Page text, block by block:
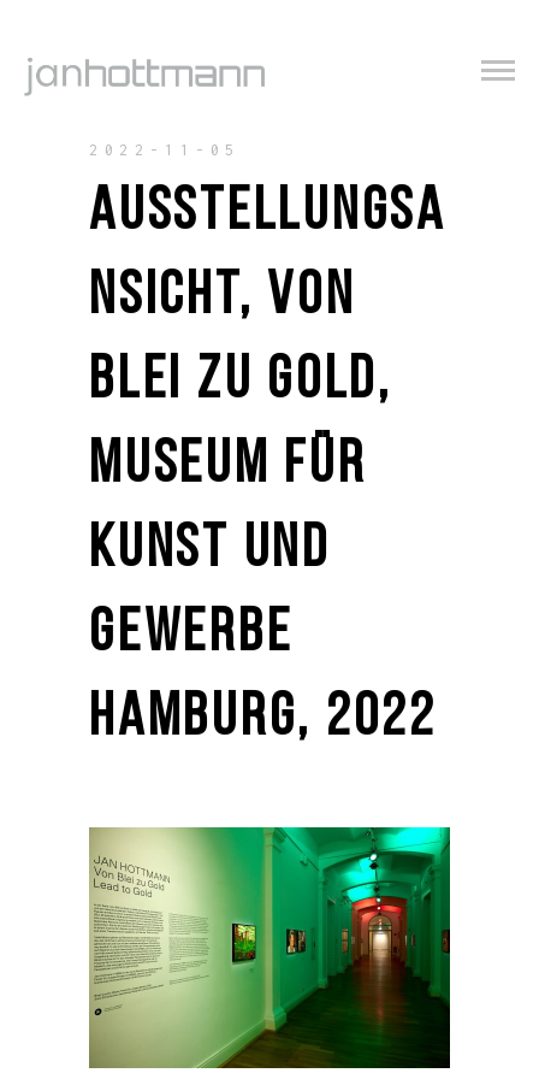
2022-11-05
AUSSTELLUNGSA
NSICHT, VON
BLEI ZU GOLD,
MUSEUM FÜR
KUNST UND
GEWERBE
HAMBURG, 2022